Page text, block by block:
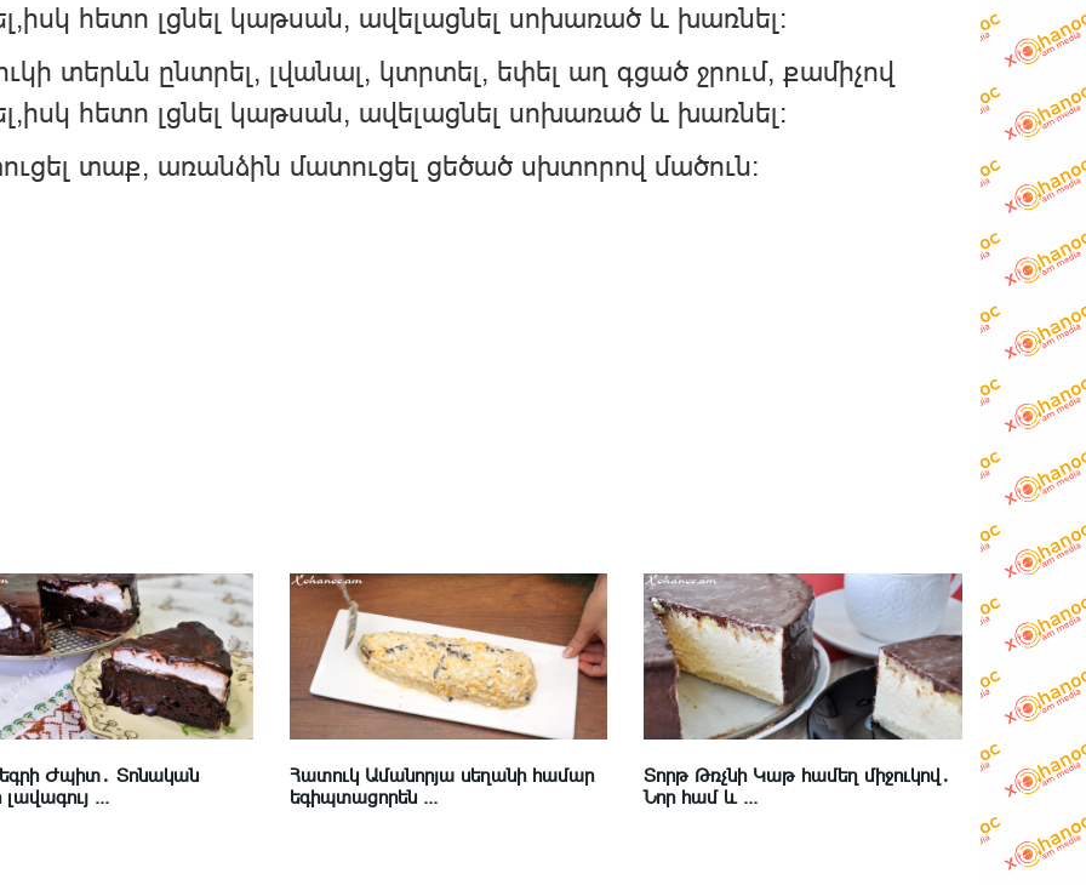
հետո լցնել կաթսան, ավելացնել սոխառած և խառնել:
տերևն ընտրել, լվանալ, կտրտել, եփել աղ գցած ջրում, քամիչով
հետո լցնել կաթսան, ավելացնել սոխառած և խառնել:
տաք, առանձին մատուցել ցեծած սխտորով մածուն:
Ժպիտ․ Տոնական
...
Հատուկ Ամանորյա սեղանի համար
եգիպտացորեն ...
Տորթ Թռչնի Կաթ համեղ միջուկով․
Նոր համ և ...